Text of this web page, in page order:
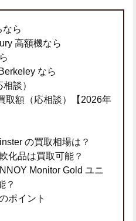
なら
高額機なら
なら
談）
取額（応相談）【2026年
の買取相場は？
化品は買取可能？
Monitor Gold ユニ
？
ポイント